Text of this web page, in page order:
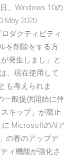
、Windows 10の
May 2020
ダクティビティ
を削除をする方
発生しまし」と
、現在使用して
も考えられま
一般提供開始に伴
キップ」が廃止
に MicrosoftのAIア
の春のアップデ
ィ機能が強化さ